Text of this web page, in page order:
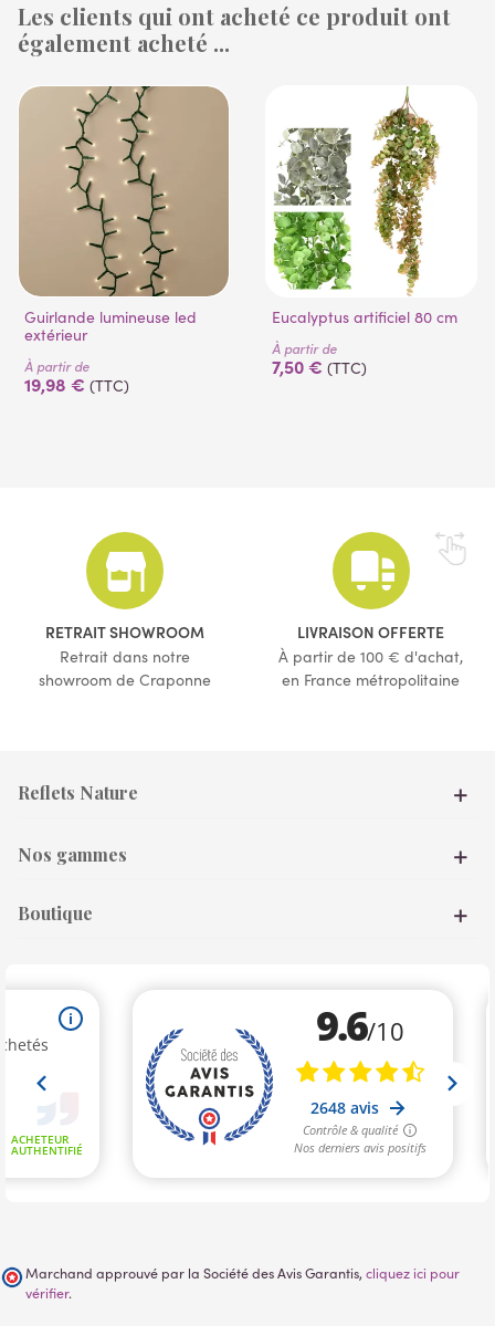
Les clients qui ont acheté ce produit ont
également acheté ...
Guirlande lumineuse led
extérieur
À partir de
19,98 € (TTC)
Eucalyptus artificiel 80 cm
À partir de
7,50 € (TTC)
RETRAIT SHOWROOM
Retrait dans notre
showroom de Craponne
LIVRAISON OFFERTE
À partir de 100 € d'achat,
en France métropolitaine
Reflets Nature
Nos gammes
Boutique
Marchand approuvé par la Société des Avis Garantis, cliquez ici pour
vérifier.